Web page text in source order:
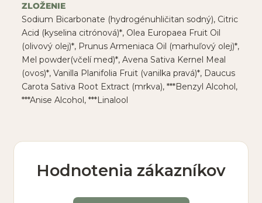
ZLOŽENIE
Sodium Bicarbonate (hydrogénuhličitan sodný), Citric
Acid (kyselina citrónová)*, Olea Europaea Fruit Oil
(olivový olej)*, Prunus Armeniaca Oil (marhuľový olej)*,
Mel powder(včelí med)*, Avena Sativa Kernel Meal
(ovos)*, Vanilla Planifolia Fruit (vanilka pravá)*, Daucus
Carota Sativa Root Extract (mrkva), ***Benzyl Alcohol,
***Anise Alcohol, ***Linalool
Hodnotenia zákazníkov